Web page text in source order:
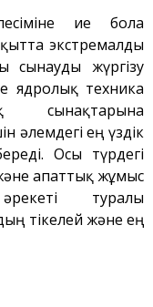
ие бола
экстремалды
сынауды жүргізу
ядролық техника
сынақтарына
әлемдегі ең үздік
Осы түрдегі
апаттық жұмыс
туралы
тікелей және ең